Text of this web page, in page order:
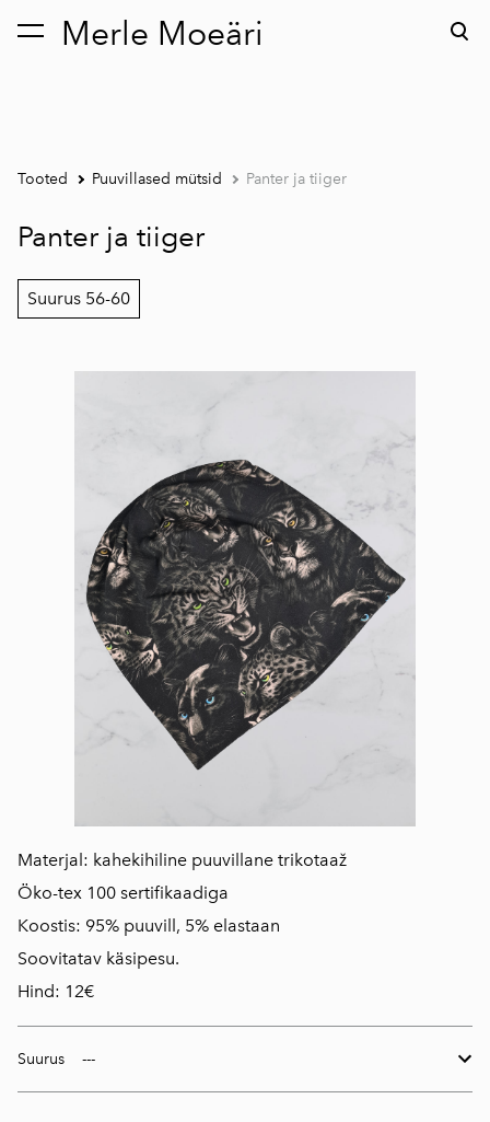
Merle Moeäri
lisati ostukorvi. Vaata ostukorvi
Tooted Puuvillased mütsid Panter ja tiiger
Panter ja tiiger
Suurus 56-60
Materjal: kahekihiline puuvillane trikotaaž
Öko-tex 100 sertifikaadiga
Koostis: 95% puuvill, 5% elastaan
Soovitatav käsipesu.
Hind: 12€
Suurus